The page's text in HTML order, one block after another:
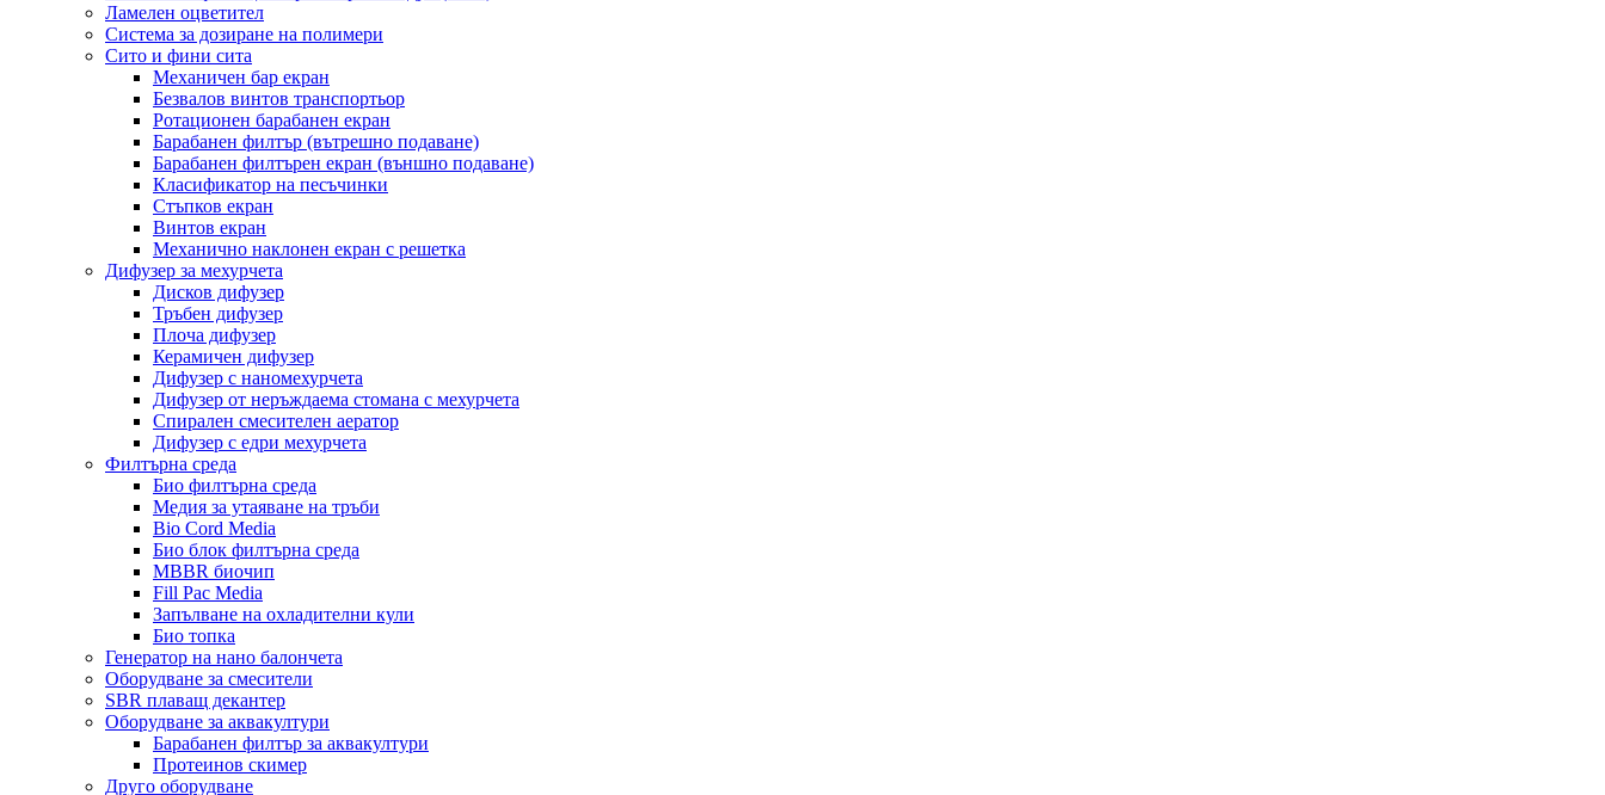
Ламелен оцветител
Система за дозиране на полимери
Сито и фини сита
Механичен бар екран
Безвалов винтов транспортьор
Ротационен барабанен екран
Барабанен филтър (вътрешно подаване)
Барабанен филтърен екран (външно подаване)
Класификатор на песъчинки
Стъпков екран
Винтов екран
Механично наклонен екран с решетка
Дифузер за мехурчета
Дисков дифузер
Тръбен дифузер
Плоча дифузер
Керамичен дифузер
Дифузер с наномехурчета
Дифузер от неръждаема стомана с мехурчета
Спирален смесителен аератор
Дифузер с едри мехурчета
Филтърна среда
Био филтърна среда
Медия за утаяване на тръби
Bio Cord Media
Био блок филтърна среда
MBBR биочип
Fill Pac Media
Запълване на охладителни кули
Био топка
Генератор на нано балончета
Оборудване за смесители
SBR плаващ декантер
Оборудване за аквакултури
Барабанен филтър за аквакултури
Протеинов скимер
Друго оборудване